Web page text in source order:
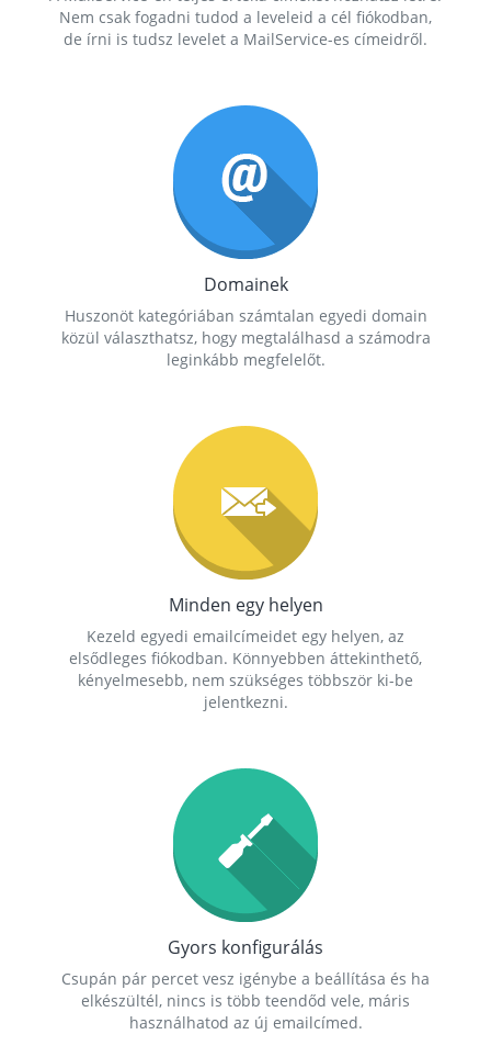
Nem csak fogadni tudod a leveleid a cél fiókodban,
de írni is tudsz levelet a MailService-es címeidről.
Domainek
Huszonöt kategóriában számtalan egyedi domain
közül választhatsz, hogy megtalálhasd a számodra
leginkább megfelelőt.
Minden egy helyen
Kezeld egyedi emailcímeidet egy helyen, az
elsődleges fiókodban. Könnyebben áttekinthető,
kényelmesebb, nem szükséges többször ki-be
jelentkezni.
Gyors konfigurálás
Csupán pár percet vesz igénybe a beállítása és ha
elkészültél, nincs is több teendőd vele, máris
használhatod az új emailcímed.